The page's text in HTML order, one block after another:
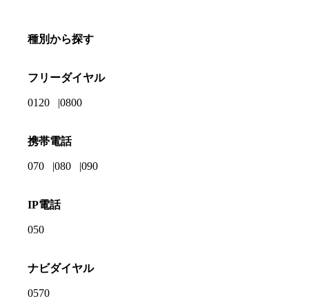
種別から探す
フリーダイヤル
0120 0800
携帯電話
070 080 090
IP電話
050
ナビダイヤル
0570